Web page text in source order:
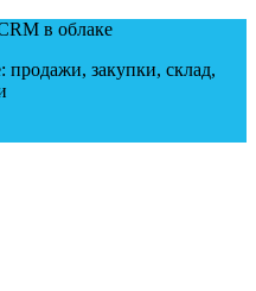
в облаке
продажи, закупки, склад,